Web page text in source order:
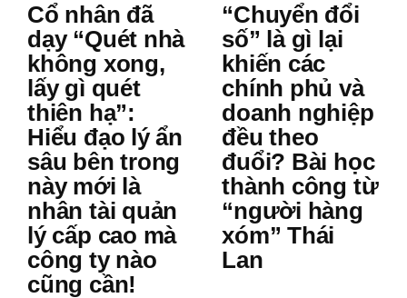
Cổ nhân đã
dạy “Quét nhà
không xong,
lấy gì quét
thiên hạ”:
Hiểu đạo lý ẩn
sâu bên trong
này mới là
nhân tài quản
lý cấp cao mà
công ty nào
cũng cần!
“Chuyển đổi
số” là gì lại
khiến các
chính phủ và
doanh nghiệp
đều theo
đuổi? Bài học
thành công từ
“người hàng
xóm” Thái
Lan